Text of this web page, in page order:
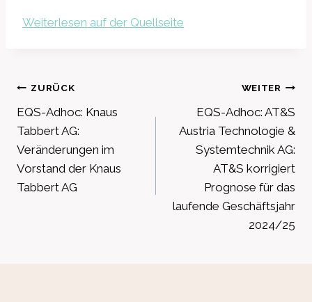
Weiterlesen auf der Quellseite
Beitragsnavigation
ZURÜCK
EQS-Adhoc: Knaus
Tabbert AG:
Veränderungen im
Vorstand der Knaus
Tabbert AG
WEITER
EQS-Adhoc: AT&S
Austria Technologie &
Systemtechnik AG:
AT&S korrigiert
Prognose für das
laufende Geschäftsjahr
2024/25